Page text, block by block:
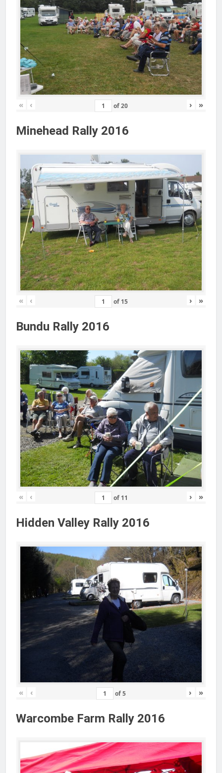
« ‹ of20 › »
Minehead Rally 2016
« ‹ of 15 › »
Bundu Rally 2016
« ‹ of 11 › »
Hidden Valley Rally 2016
« ‹ of5 › »
Warcombe Farm Rally 2016